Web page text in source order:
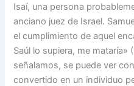
Isaí, una persona
anciano juez de Israel.
el cumplimiento de aquel
Saúl lo supiera, me mataría»
señalamos, se puede ver
convertido en un individuo